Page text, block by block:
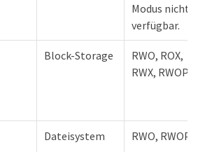
Modus nicht
verfügbar.
Block-Storage
RWO, ROX,
RWX, RWOP
Dateisystem
RWO, RWOP